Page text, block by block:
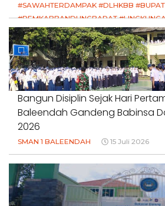
#SAWAHTERDAMPAK #DLHKBB
#PEMKABBANDUNGBARAT
#HAKPETANI #KEADILANUNTUKPETANI
#NORMALISASISALURAN #IRIGASIRUSAK
#DUGAANPENCEMARAN
18 Juli 2026
Bangun Disiplin Sejak Hari
Baleendah Gandeng Babinsa
2026
SMAN 1 BALEENDAH 15 Juli 2026